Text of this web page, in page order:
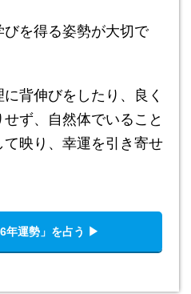
を得る姿勢が大切で
背伸びをしたり、良く
ず、自然体でいること
映り、幸運を引き寄せ
年運勢」を占う ▶︎